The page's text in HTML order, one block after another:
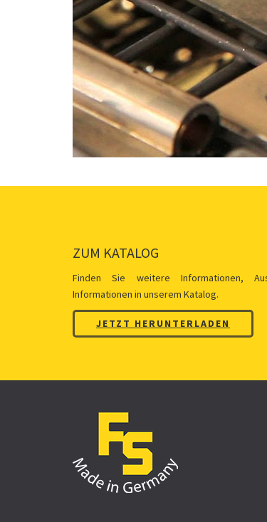
ZUM KATALOG
Finden Sie weitere Informationen,
Informationen in unserem Katalog.
JETZT HERUNTERLADEN